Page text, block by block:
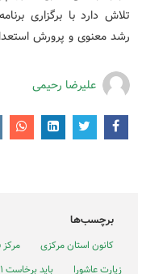
تلاش دارد با برگزاری
رشد معنوی و پرورش
علیرضا رحیمی
برچسب‌ها
کانون استان مرکزی
زیارت عاشورا
باید برخاست ۱